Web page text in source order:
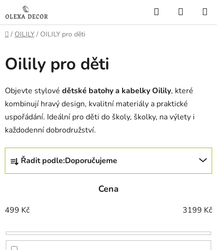
na
obsah
Hledat
KOŠÍK
Domů
/ OILILY / OILILY pro děti
Oilily pro děti
Objevte stylové dětské batohy a kabelky Oilily, které
kombinují hravý design, kvalitní materiály a praktické
uspořádání. Ideální pro děti do školy, školky, na výlety i
každodenní dobrodružství.
Ř
z
n
í
p
r
Řadit podle:Doporučujeme
Cena
499 Kč 3199 Kč